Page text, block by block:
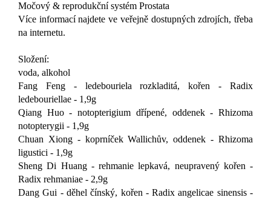
Močový & reprodukční systém Prostata
Více informací najdete ve veřejně dostupných zdrojích, třeba
na internetu.
Složení:
voda, alkohol
Fang Feng - ledebouriela rozkladitá, kořen - Radix
ledebouriellae - 1,9g
Qiang Huo - notopterigium dřípené, oddenek - Rhizoma
notopterygii - 1,9g
Chuan Xiong - koprníček Wallichův, oddenek - Rhizoma
ligustici - 1,9g
Sheng Di Huang - rehmanie lepkavá, neupravený kořen -
Radix rehmaniae - 2,9g
Dang Gui - děhel čínský, kořen - Radix angelicae sinensis -